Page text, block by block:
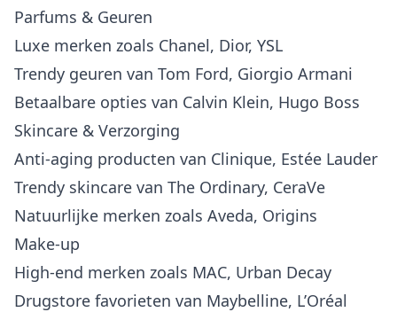
Parfums & Geuren
Luxe merken zoals Chanel, Dior, YSL
Trendy geuren van Tom Ford, Giorgio Armani
Betaalbare opties van Calvin Klein, Hugo Boss
Skincare & Verzorging
Anti-aging producten van Clinique, Estée Lauder
Trendy skincare van The Ordinary, CeraVe
Natuurlijke merken zoals Aveda, Origins
Make-up
High-end merken zoals MAC, Urban Decay
Drugstore favorieten van Maybelline, L’Oréal